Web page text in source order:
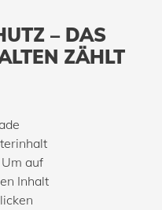
– DAS
ZÄHLT
Um auf
Inhalt